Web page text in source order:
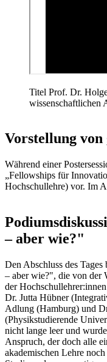
Titel Prof. Dr.
wissenschaftlichen
Vorstellung
Während einer
„Fellowships für
Hochschullehre) vor. Im
– aber wie?"
Den Abschluss des
– aber wie?", die von der
der
Dr. Jutta Hübner
Adlung (Hamburg) und
(Physikstudierende
nicht lange leer und
Anspruch, der doch alle
akademischen Lehre